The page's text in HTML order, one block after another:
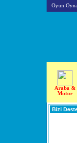
Oyun
Araba &
Motor
Bizi